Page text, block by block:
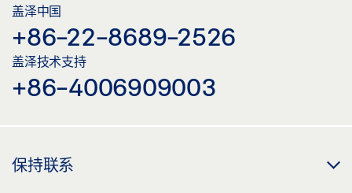
盖泽中国
+86-22-8689-2526
盖泽技术支持
+86-4006909003
保持联系